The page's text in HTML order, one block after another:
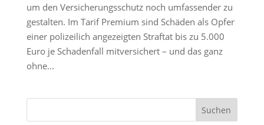
um den Versicherungsschutz noch umfassender zu
gestalten. Im Tarif Premium sind Schäden als Opfer
einer polizeilich angezeigten Straftat bis zu 5.000
Euro je Schadenfall mitversichert – und das ganz
ohne...